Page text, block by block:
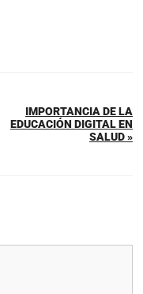
IMPORTANCIA DE LA
EDUCACIÓN DIGITAL EN
SALUD »